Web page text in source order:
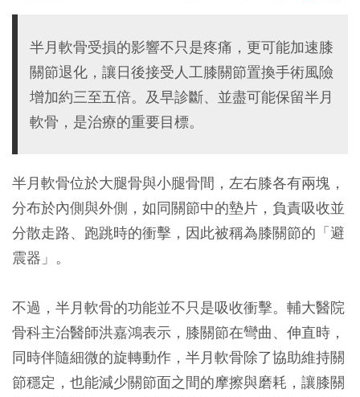
半月軟骨受損的影響不只是疼痛，更可能加速膝
關節退化，讓日後接受人工膝關節置換手術風險
增加約三至五倍。及早診斷、並盡可能保留半月
軟骨，是治療的重要目標。
半月軟骨位於大腿骨與小腿骨間，左右膝各有兩塊，
分布於內側與外側，如同關節中的墊片，負責吸收並
分散走路、跑跳時的衝擊，因此被稱為膝關節的「避
震器」。
不過，半月軟骨的功能並不只是吸收衝擊。輔大醫院
骨科主治醫師洪嘉鴻表示，膝關節在彎曲、伸直時，
同時伴隨細微的旋轉動作，半月軟骨除了協助維持關
節穩定，也能減少關節面之間的摩擦與磨耗，讓膝關